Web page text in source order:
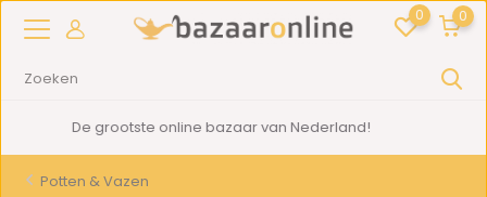
0 0
2000m2 showroom in Woerden
Potten & Vazen